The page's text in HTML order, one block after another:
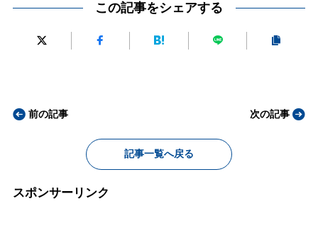
この記事をシェアする
前の記事
記事一覧へ戻る
次の記事
スポンサーリンク